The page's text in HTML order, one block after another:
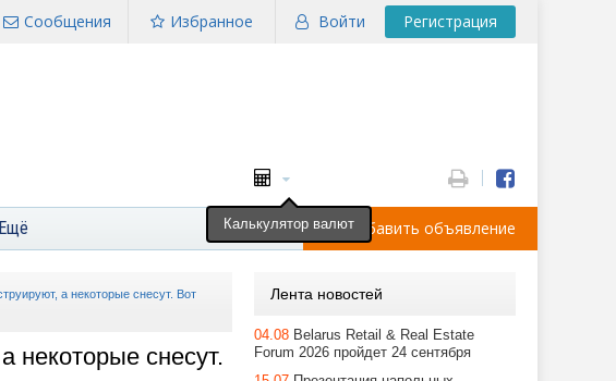
Войти Регистрация
Избранное
Сообщения
Ещё Добавить объявление
а некоторые снесут. Вот
некоторые снесут.
Лента новостей
04.08 Belarus Retail & Real Estate
Forum 2026 пройдет 24 сентября
Калькулятор валют